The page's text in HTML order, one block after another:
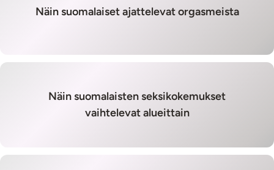
Näin suomalaiset ajattelevat orgasmeista
Näin suomalaisten seksikokemukset
vaihtelevat alueittain